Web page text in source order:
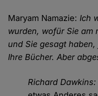
Maryam Namazie:Ich
wurden, wofür Sie am
und Sie gesagt
Ihre Bücher. Aber
Richard Dawkins: